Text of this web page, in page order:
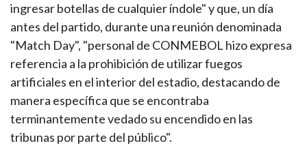
ingresar botellas de cualquier índole" y que, un día
antes del partido, durante una reunión denominada
"Match Day", "personal de CONMEBOL hizo expresa
referencia a la prohibición de utilizar fuegos
artificiales en el interior del estadio, destacando de
manera específica que se encontraba
terminantemente vedado su encendido en las
tribunas por parte del público".